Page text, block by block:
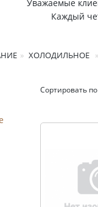
Уважаемые
Каждый
ХОЛОДИЛЬНОЕ
Сортировать по